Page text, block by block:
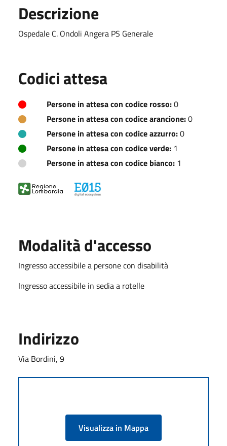
Descrizione
Ospedale C. Ondoli Angera PS Generale
Codici attesa
Persone in attesa con codice rosso:0
Persone in attesa con codice arancione:0
Persone in attesa con codice azzurro:0
Persone in attesa con codice verde: 1
Persone in attesa con codice bianco: 1
Modalità d'accesso
Ingresso accessibile a persone con disabilità
Ingresso accessibile in sedia a rotelle
Indirizzo
Via Bordini, 9
Visualizza in Mappa